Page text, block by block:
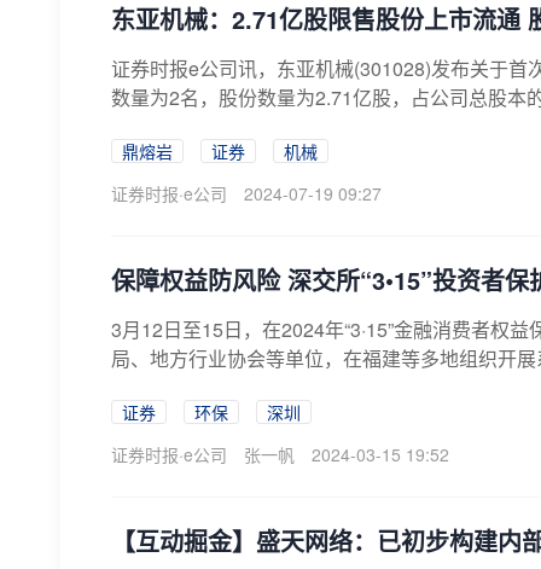
东亚机械：2.71亿股限售股份上市流通
证券时报e公司讯，东亚机械(301028)发布关于
数量为2名，股份数量为2.71亿股，占公司总股本
鼎熔岩 证券
机械
证券时报·e公司
2024-07-19 09:27
保障权益防风险 深交所“3•15”投资者
3月12日至15日，在2024年“3·15”金融消费者权
局、地方行业协会等单位，在福建等多地组织开
证券 环保
深圳
证券时报·e公司
张一帆 2024-03-15 19:52
【互动掘金】盛天网络：已初步构建